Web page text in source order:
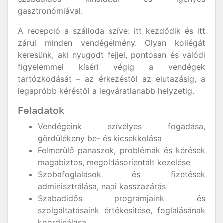
gasztronómiával.
A recepció a szálloda szíve: itt kezdődik és itt
zárul minden vendégélmény. Olyan kollégát
keresünk, aki nyugodt fejjel, pontosan és valódi
figyelemmel kíséri végig a vendégek
tartózkodását – az érkezéstől az elutazásig, a
legapróbb kéréstől a legváratlanabb helyzetig.
Feladatok
Vendégeink szívélyes fogadása,
gördülékeny be- és kicsekkolása
Felmerülő panaszok, problémák és kérések
magabiztos, megoldásorientált kezelése
Szobafoglalások és fizetések
adminisztrálása, napi kasszazárás
Szabadidős programjaink és
szolgáltatásaink értékesítése, foglalásának